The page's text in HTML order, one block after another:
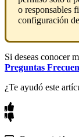
o responsables
configuración
Si deseas conocer
Preguntas
¿Te ayudó este